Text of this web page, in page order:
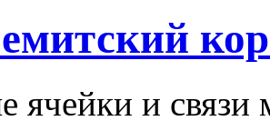
ячейки и